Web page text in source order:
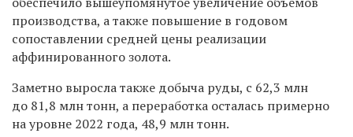
производства, а также повышение в годовом
сопоставлении средней цены реализации
аффинированного золота.
Заметно выросла также добыча руды, с 62,3 млн
до 81,8 млн тонн, а переработка осталась примерно
на уровне 2022 года, 48,9 млн тонн.